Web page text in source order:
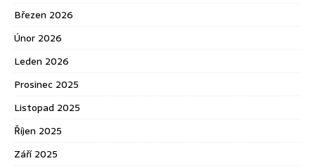
Březen 2026
Únor 2026
Leden 2026
Prosinec 2025
Listopad 2025
Říjen 2025
Září 2025